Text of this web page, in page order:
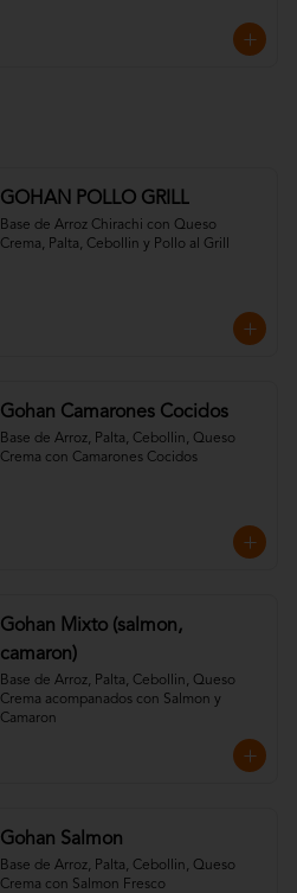
GOHAN POLLO GRILL
Base de Arroz Chirachi con Queso
Crema, Palta, Cebollin y Pollo al Grill
Gohan Camarones Cocidos
Base de Arroz, Palta, Cebollin, Queso
Crema con Camarones Cocidos
Gohan Mixto (salmon,
camaron)
Base de Arroz, Palta, Cebollin, Queso
Crema acompanados con Salmon y
Camaron
Gohan Salmon
Base de Arroz, Palta, Cebollin, Queso
Crema con Salmon Fresco